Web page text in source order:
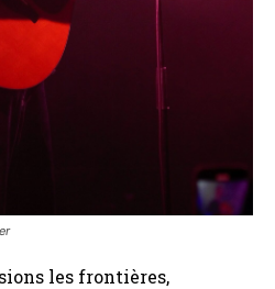
les frontières,